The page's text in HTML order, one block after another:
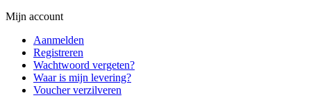
Mijn account
Aanmelden
Registreren
Wachtwoord vergeten?
Waar is mijn levering?
Voucher verzilveren